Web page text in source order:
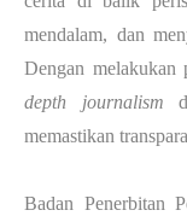
mendalam, dan
Dengan melakukan
depth journalism
memastikan
Badan Penerbitan